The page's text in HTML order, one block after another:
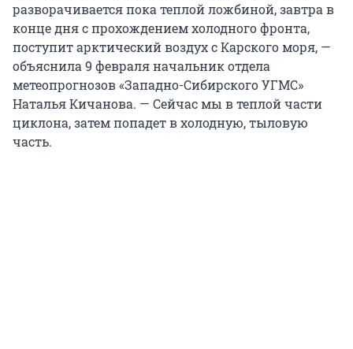
разворачивается пока теплой ложбиной, завтра в
конце дня с прохождением холодного фронта,
поступит арктический воздух с Карского моря, —
объяснила 9 февраля начальник отдела
метеопрогнозов «Западно-Сибирского УГМС»
Наталья Кичанова. — Сейчас мы в теплой части
циклона, затем попадет в холодную, тыловую
часть.